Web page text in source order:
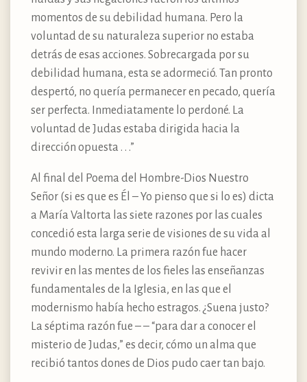
momentos de su debilidad humana. Pero la
voluntad de su naturaleza superior no estaba
detrás de esas acciones. Sobrecargada por su
debilidad humana, esta se adormeció. Tan pronto
despertó, no quería permanecer en pecado, quería
ser perfecta. Inmediatamente lo perdoné. La
voluntad de Judas estaba dirigida hacia la
dirección opuesta . . .”
Al final del Poema del Hombre-Dios Nuestro
Señor (si es que es Él – Yo pienso que si lo es) dicta
a María Valtorta las siete razones por las cuales
concedió esta larga serie de visiones de su vida al
mundo moderno. La primera razón fue hacer
revivir en las mentes de los fieles las enseñanzas
fundamentales de la Iglesia, en las que el
modernismo había hecho estragos. ¿Suena justo?
La séptima razón fue – – “para dar a conocer el
misterio de Judas,” es decir, cómo un alma que
recibió tantos dones de Dios pudo caer tan bajo.